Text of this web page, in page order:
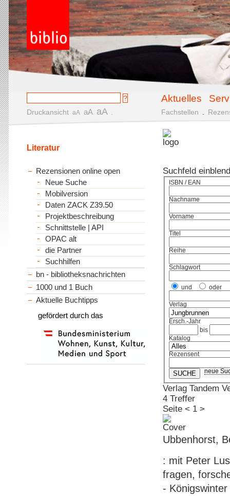
Aktuelles
Druckansicht aA aA aA Fachstellen
Suchfeld
ISBN / EAN
Nachname
Vorname
Titel
Reihe
Schlagwort
und oder
Verlag
Ersch.-Jahr
bis
Katalog
Rezensent
neue
Verlag Tandem
4 Treffer
Seite < 1 >
Ubbenhorst,
: mit Peter
fragen,
-
Literatur
Rezensionen online open
Neue Suche
Mobilversion
Daten ZACK Z39.50
Projektbeschreibung
Schnittstelle | API
OPAC alt
die Partner
Suchhilfen
bn - bibliotheksnachrichten
1000 und 1 Buch
Aktuelle Buchtipps
gefördert durch das